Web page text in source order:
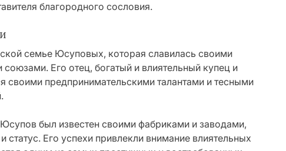
благородного сословия.
семье Юсуповых, которая славилась своими
Его отец, богатый и влиятельный купец и
предпринимательскими талантами и тесными
был известен своими фабриками и заводами,
Его успехи привлекли внимание влиятельных